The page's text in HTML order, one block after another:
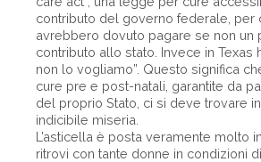
contributo del governo federale, per
avrebbero dovuto pagare se non un
contributo allo stato. Invece in Texas
non lo vogliamo”. Questo significa
cure pre e post-natali, garantite da
del proprio Stato, ci si deve trovare
indicibile miseria.
L’asticella è posta veramente molto
ritrovi con tante donne in condizioni